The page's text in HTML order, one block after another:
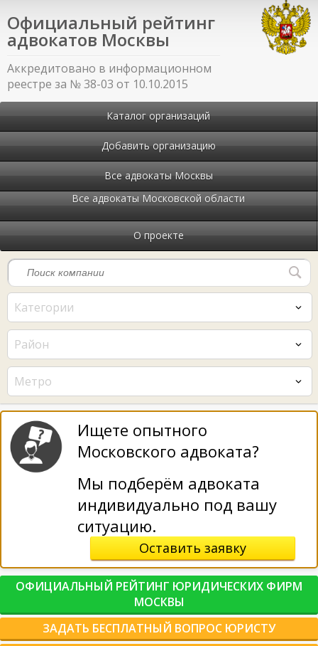
Официальный рейтинг
адвокатов Москвы
Аккредитовано в информационном
реестре за № 38-03 от 10.10.2015
Каталог организаций
Добавить организацию
Все адвокаты Москвы
Все адвокаты Московской области
О проекте
Категории
Район
Метро
Ищете опытного
Московского адвоката?
Мы подберём адвоката
индивидуально под вашу
ситуацию.
Оставить заявку
ОФИЦИАЛЬНЫЙ РЕЙТИНГ ЮРИДИЧЕСКИХ ФИРМ
МОСКВЫ
ЗАДАТЬ БЕСПЛАТНЫЙ ВОПРОС ЮРИСТУ